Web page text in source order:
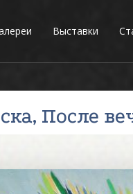
Выставки
, После